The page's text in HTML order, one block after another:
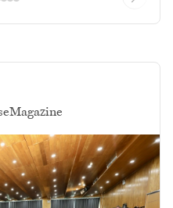
eMagazine